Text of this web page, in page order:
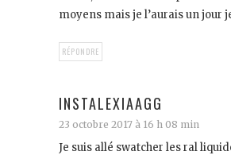
moyens mais je l’aurais un jour
RÉPONDRE
INSTALEXIAAGG
23 octobre 2017 à 16 h 08 min
Je suis allé swatcher les ral